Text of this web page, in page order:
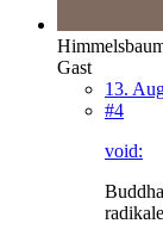
Gast
13.
#4
void: